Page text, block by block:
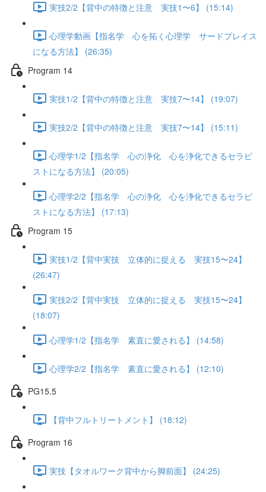
実技2/2【背中の特徴と注意 実技1〜6】 (15:14)
心理学動画【指名学 心を拓く心理学 サードプレイス
になる方法】 (26:35)
Program 14
実技1/2【背中の特徴と注意 実技7〜14】 (19:07)
実技2/2【背中の特徴と注意 実技7〜14】 (15:11)
心理学1/2【指名学 心の浄化 心を浄化できるセラピ
ストになる方法】 (20:05)
心理学2/2【指名学 心の浄化 心を浄化できるセラピ
ストになる方法】 (17:13)
Program 15
実技1/2【背中実技 立体的に捉える 実技15〜24】
(26:47)
実技2/2【背中実技 立体的に捉える 実技15〜24】
(18:07)
心理学1/2【指名学 素直に愛される】 (14:58)
心理学2/2【指名学 素直に愛される】 (12:10)
PG15.5
【背中フルトリートメント】 (18:12)
Program 16
実技【タオルワーク背中から脚前面】 (24:25)